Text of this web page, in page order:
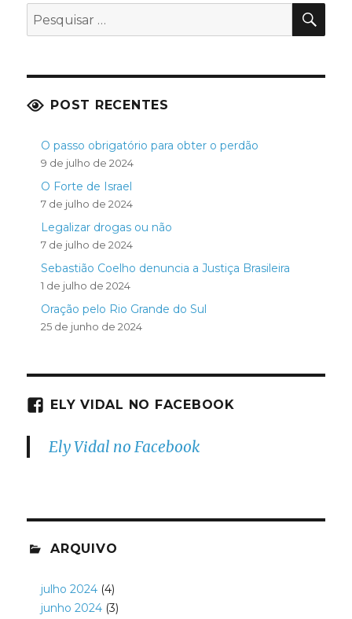
Pesquisar
POST RECENTES
O passo obrigatório para obter o perdão
9 de julho de 2024
O Forte de Israel
7 de julho de 2024
Legalizar drogas ou não
7 de julho de 2024
Sebastião Coelho denuncia a Justiça Brasileira
1 de julho de 2024
Oração pelo Rio Grande do Sul
25 de junho de 2024
ELY VIDAL NO FACEBOOK
Ely Vidal no Facebook
ARQUIVO
julho 2024(4)
junho 2024(3)